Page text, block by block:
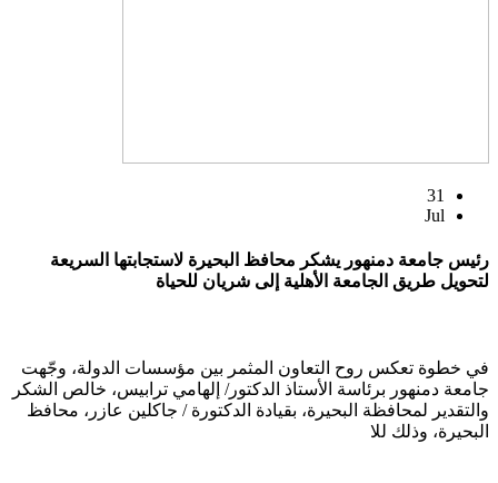
31
Jul
رئيس جامعة دمنهور يشكر محافظ البحيرة لاستجابتها السريعة
لتحويل طريق الجامعة الأهلية إلى شريان للحياة
في خطوة تعكس روح التعاون المثمر بين مؤسسات الدولة، وجّهت
جامعة دمنهور برئاسة الأستاذ الدكتور/ إلهامي ترابيس، خالص الشكر
والتقدير لمحافظة البحيرة، بقيادة الدكتورة / جاكلين عازر، محافظ
البحيرة، وذلك للا